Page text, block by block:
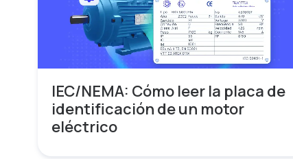
IEC/NEMA: Cómo leer la placa de
identificación de un motor
eléctrico